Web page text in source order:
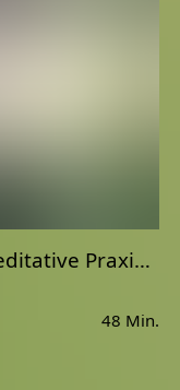
Silent Yin Yoga 50 Min | Meditative Praxis mit Timer - Kein Sprechen
48 Min.